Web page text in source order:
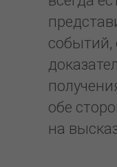
событий,
обе
на